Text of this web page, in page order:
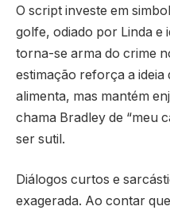
O script investe em
golfe, odiado por Linda e
torna-se arma do crime
estimação reforça a
alimenta, mas mantém
chama Bradley de “meu
ser sutil.
Diálogos curtos e
exagerada. Ao contar